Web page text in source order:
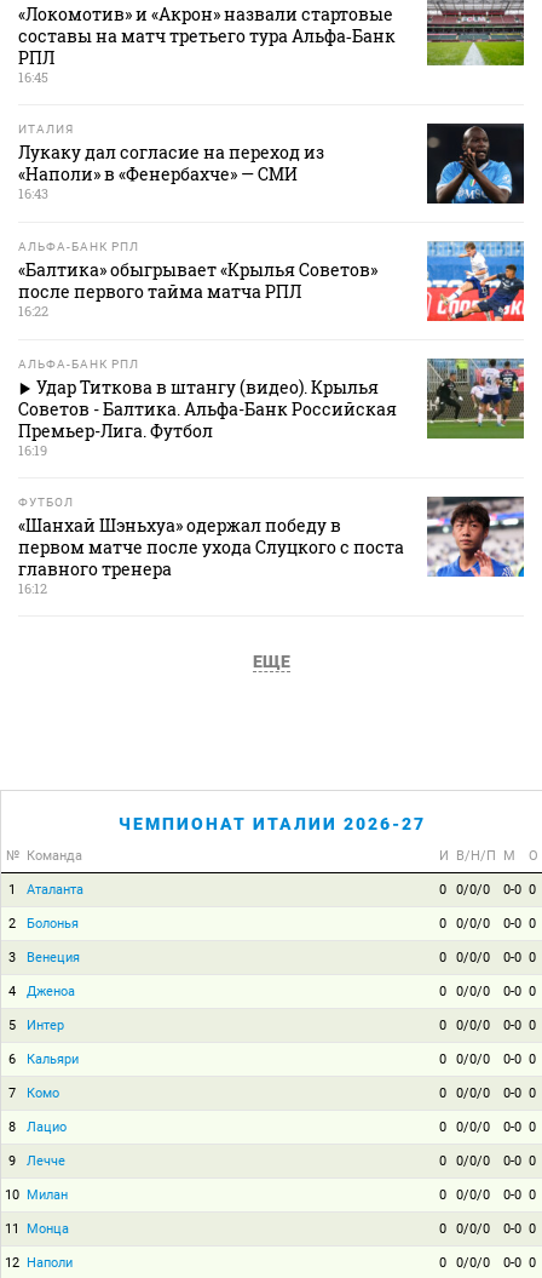
«Локомотив» и «Акрон» назвали стартовые
составы на матч третьего тура Альфа‑Банк
РПЛ
16:45
ИТАЛИЯ
Лукаку дал согласие на переход из
«Наполи» в «Фенербахче» — СМИ
16:43
АЛЬФА-БАНК РПЛ
«Балтика» обыгрывает «Крылья Советов»
после первого тайма матча РПЛ
16:22
АЛЬФА-БАНК РПЛ
Удар Титкова в штангу (видео). Крылья
Советов - Балтика. Альфа-Банк Российская
Премьер-Лига. Футбол
16:19
ФУТБОЛ
«Шанхай Шэньхуа» одержал победу в
первом матче после ухода Слуцкого с поста
главного тренера
16:12
ЕЩЕ
ЧЕМПИОНАТ ИТАЛИИ 2026-27
№ Команда И В/Н/П М О
1 Аталанта 0 0/0/0 0-0 0
2 Болонья 0 0/0/0 0-0 0
3 Венеция 0 0/0/0 0-0 0
4 Дженоа 0 0/0/0 0-0 0
5 Интер 0 0/0/0 0-0 0
6 Кальяри 0 0/0/0 0-0 0
7 Комо 0 0/0/0 0-0 0
8 Лацио 0 0/0/0 0-0 0
9 Лечче 0 0/0/0 0-0 0
10 Милан 0 0/0/0 0-0 0
11 Монца 0 0/0/0 0-0 0
12 Наполи 0 0/0/0 0-0 0